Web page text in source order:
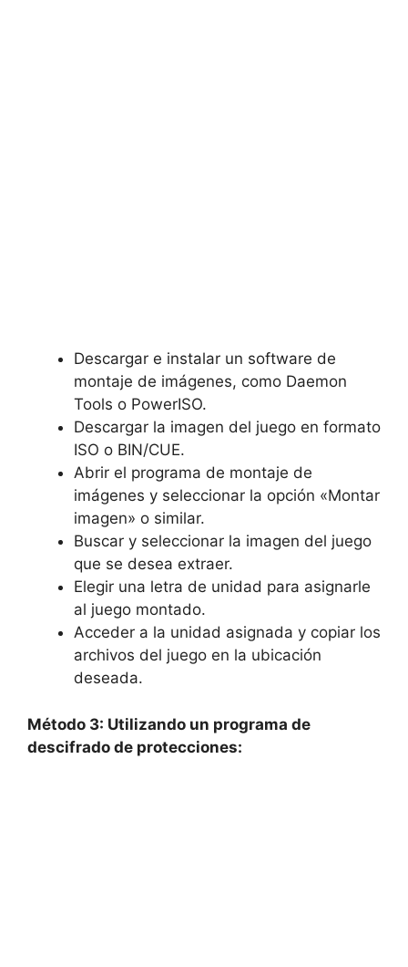
Descargar e instalar⁢ un software de
montaje de imágenes,⁣ como ⁤Daemon
Tools o PowerISO.
Descargar la imagen del ‍juego en ‌formato⁢
ISO o⁤ BIN/CUE.
Abrir el​ programa de‌ montaje de
imágenes y seleccionar la opción «Montar
imagen» o similar.
Buscar y seleccionar la‌ imagen del juego
que ‍se desea extraer.
Elegir una letra ⁣de unidad​ para asignarle
⁣al juego‍ montado.
Acceder a la unidad asignada y copiar los⁣
archivos del juego en ⁤la ubicación⁣
deseada.
Método 3: Utilizando un programa de⁣
descifrado de ​protecciones: